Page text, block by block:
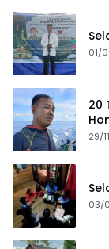
01/
20
29/
03/